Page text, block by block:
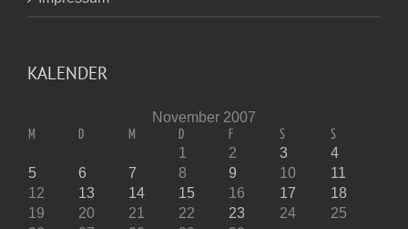
KALENDER
November 2007
M D M D F S S
1 2 3
4
5
6 7 8 9 10
11
12
13 14 15 16 17
18
19
20 21 22 23 24
25